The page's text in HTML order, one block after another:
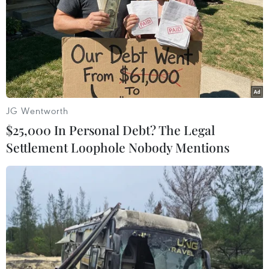
Theo dõi VietnamPlus
TIN LIÊN QUAN
JG Wentworth
$25,000 In Personal Debt? The Legal
Settlement Loophole Nobody Mentions